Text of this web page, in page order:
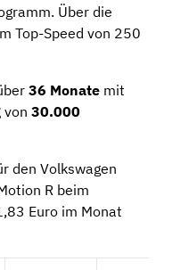
Über die
Top-Speed von 250
36 Monate mit
von 30.000
den Volkswagen
R beim
Euro im Monat